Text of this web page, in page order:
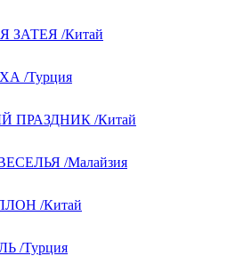
ЗАТЕЯ /Китай
/Турция
ПРАЗДНИК /Китай
/Малайзия
/Китай
/Турция